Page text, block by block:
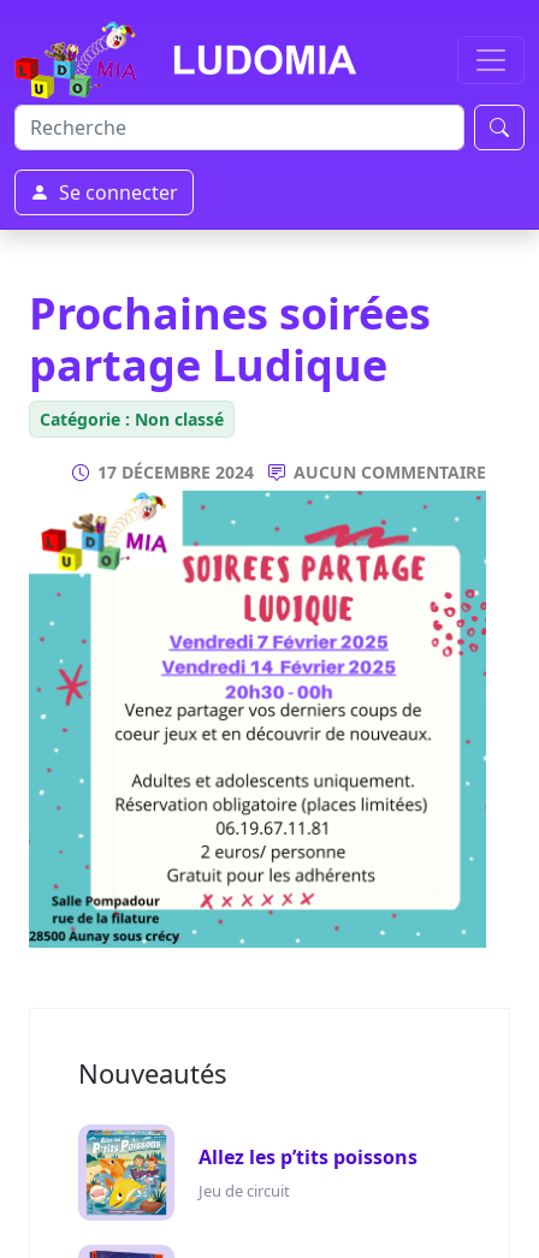
Se connecter
Prochaines soirées
partage Ludique
Catégorie : Non classé
17 DÉCEMBRE 2024 AUCUN COMMENTAIRE
Nouveautés
Allez les p’tits poissons
Jeu de circuit